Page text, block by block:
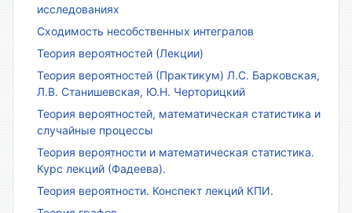
исследованиях
Сходимость несобственных интегралов
Теория вероятностей (Лекции)
Теория вероятностей (Практикум) Л.С. Барковская,
Л.В. Станишевская, Ю.Н. Черторицкий
Теория вероятностей, математическая статистика и
случайные процессы
Теория вероятности и математическая статистика.
Курс лекций (Фадеева).
Теория вероятности. Конспект лекций КПИ.